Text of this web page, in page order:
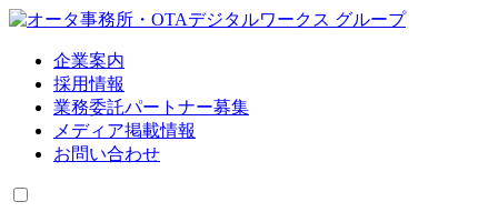
企業案内
採用情報
業務委託パートナー募集
メディア掲載情報
お問い合わせ